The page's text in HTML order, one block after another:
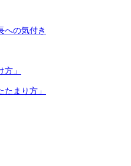
への気付き
」
まり方」